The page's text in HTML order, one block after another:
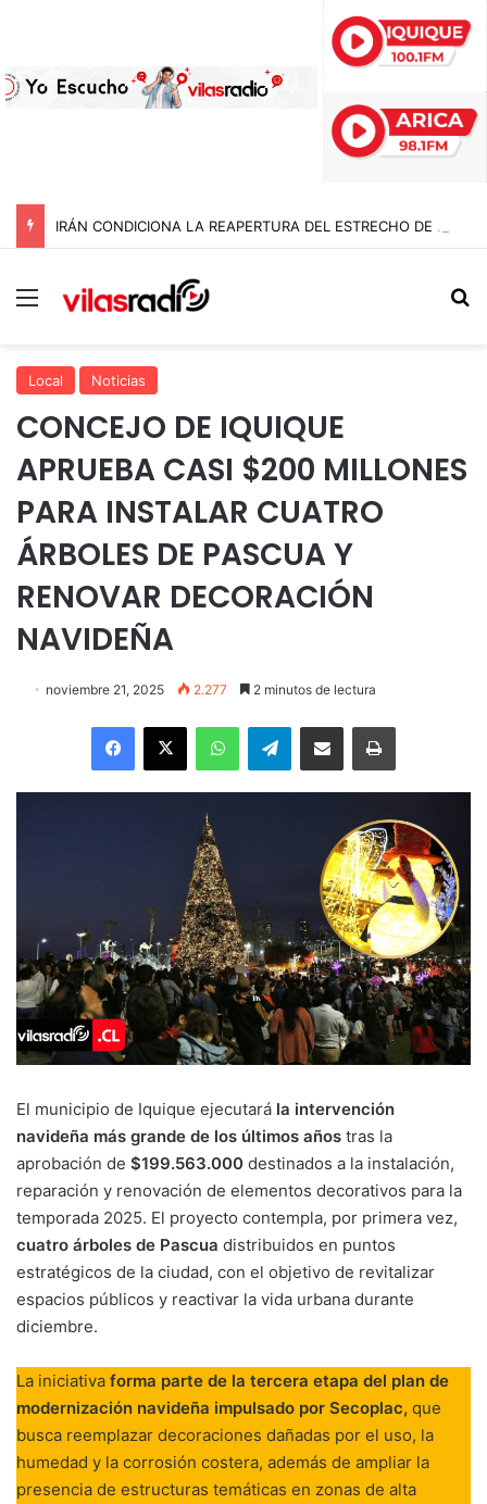
IRÁN CONDICIONA LA REAPERTURA DEL ESTRECHO DE ORMUZ Y EXIGE A ESTADOS UNIDOS EL FIN DEL BLOQUEO Y REPARACIONES DE GUERRA
Menú
Local Noticias
CONCEJO DE IQUIQUE
APRUEBA CASI $200 MILLONES
PARA INSTALAR CUATRO
ÁRBOLES DE PASCUA Y
RENOVAR DECORACIÓN
NAVIDEÑA
noviembre 21, 2025 2.277 2 minutos de lectura
Facebook
X WhatsAppTelegramEnviar vía email Imprimir
El municipio de Iquique ejecutará la intervención
navideña más grande de los últimos años tras la
aprobación de $199.563.000 destinados a la instalación,
reparación y renovación de elementos decorativos para la
temporada 2025. El proyecto contempla, por primera vez,
cuatro árboles de Pascua distribuidos en puntos
estratégicos de la ciudad, con el objetivo de revitalizar
espacios públicos y reactivar la vida urbana durante
diciembre.
La iniciativa forma parte de la tercera etapa del plan de
modernización navideña impulsado por Secoplac, que
busca reemplazar decoraciones dañadas por el uso, la
humedad y la corrosión costera, además de ampliar la
presencia de estructuras temáticas en zonas de alta